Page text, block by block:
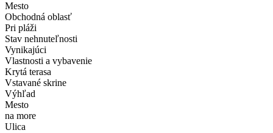
Mesto
Obchodná oblasť
Pri pláži
Stav nehnuteľnosti
Vynikajúci
Vlastnosti a vybavenie
Krytá terasa
Vstavané skrine
Výhľad
Mesto
na more
Ulica